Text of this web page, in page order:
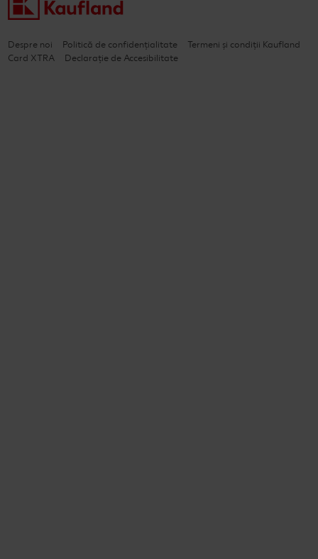
Despre noi Politică de confidențialitate
Termeni și condiții Kaufland
Card XTRA
Declarație de Accesibilitate